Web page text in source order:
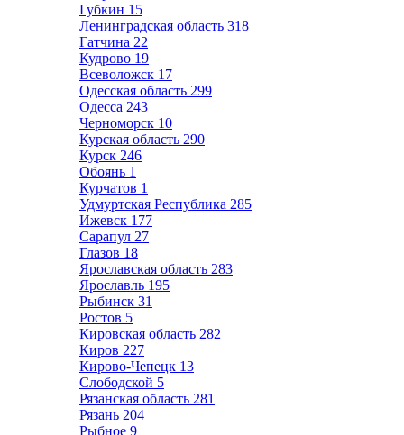
Губкин 15
Ленинградская область 318
Гатчина 22
Кудрово 19
Всеволожск 17
Одесская область 299
Одесса 243
Черноморск 10
Курская область 290
Курск 246
Обоянь 1
Курчатов 1
Удмуртская Республика 285
Ижевск 177
Сарапул 27
Глазов 18
Ярославская область 283
Ярославль 195
Рыбинск 31
Ростов 5
Кировская область 282
Киров 227
Кирово-Чепецк 13
Слободской 5
Рязанская область 281
Рязань 204
Рыбное 9